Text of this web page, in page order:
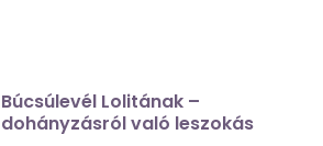
Búcsúlevél Lolitának –
dohányzásról való leszokás